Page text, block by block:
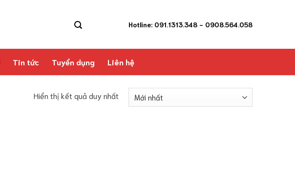
Hotline: 091.1313.348 - 0908.564.058
Tin tức Tuyển dụng Liên hệ
Hiển thị kết quả duy nhất